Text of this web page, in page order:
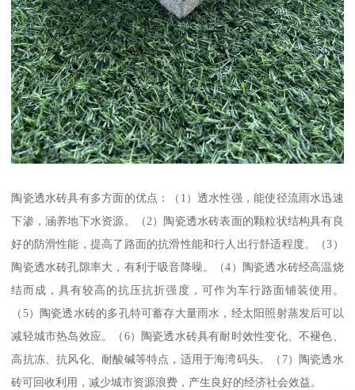
陶瓷透水砖具有多方面的优点：（1）透水性强，能使径流雨水迅速
下渗，涵养地下水资源。（2）陶瓷透水砖表面的颗粒状结构具有良
好的防滑性能，提高了路面的抗滑性能和行人出行舒适程度。（3）
陶瓷透水砖孔隙率大，有利于吸音降噪。（4）陶瓷透水砖经高温烧
结而成，具有较高的抗压抗折强度，可作为车行路面铺装使用。
（5）陶瓷透水砖的多孔特可蓄存大量雨水，经太阳照射蒸发后可以
减轻城市热岛效应。（6）陶瓷透水砖具有耐时效性变化、不褪色、
高抗冻、抗风化、耐酸碱等特点，适用于海湾码头。（7）陶瓷透水
砖可回收利用，减少城市资源浪费，产生良好的经济社会效益。